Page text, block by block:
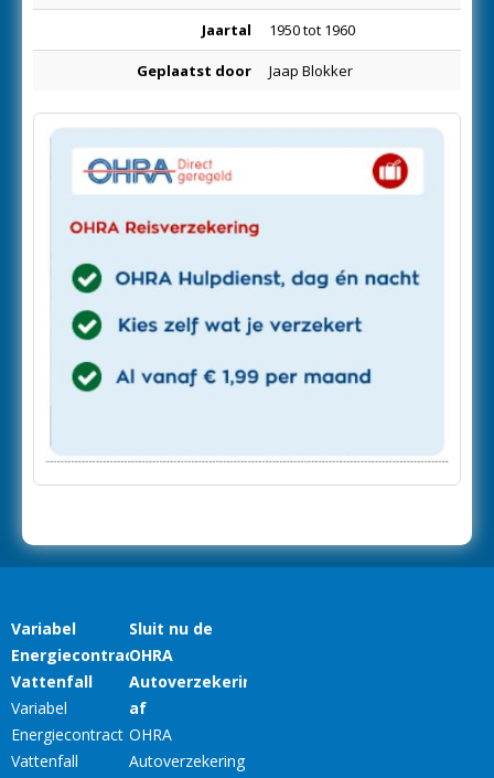
Jaartal 1950 tot 1960
Geplaatst door Jaap Blokker